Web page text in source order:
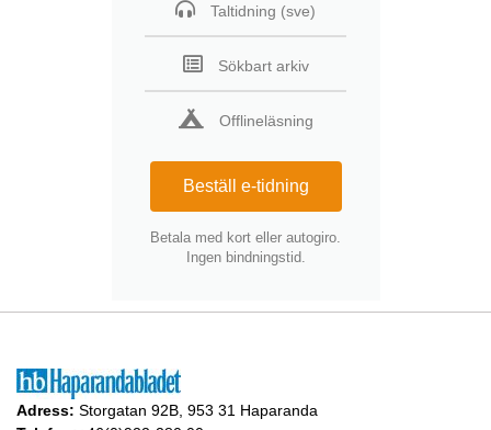
Taltidning (sve)
Sökbart arkiv
Offlineläsning
Beställ e-tidning
Betala med kort eller autogiro.
Ingen bindningstid.
Adress: Storgatan 92B, 953 31 Haparanda